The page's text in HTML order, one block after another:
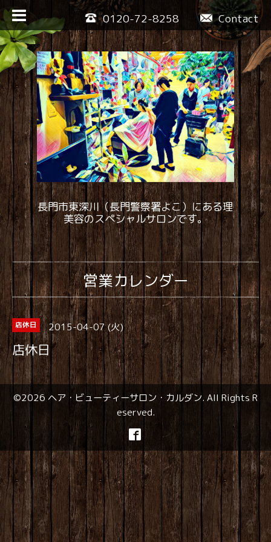
Contact
0120-72-8258
長門市東深川（長門警察署よこ）にある理
美容のスペシャルサロンです。
営業カレンダー
店休日 2015-04-07 (火)
店休日
©2026 ヘア・ビューティーサロン・カルダン. All Rights R
eserved.